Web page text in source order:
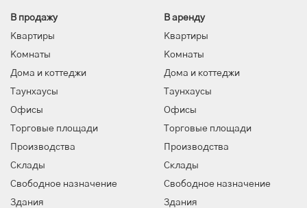
В продажу
Квартиры
Комнаты
Дома и коттеджи
Таунхаусы
Офисы
Торговые площади
Производства
Склады
Свободное назначение
Здания
В аренду
Квартиры
Комнаты
Дома и коттеджи
Таунхаусы
Офисы
Торговые площади
Производства
Склады
Свободное назначение
Здания